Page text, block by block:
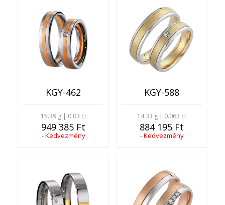
KGY-462
15.39 g | 0.03 ct
949 385 Ft
- Kedvezmény
KGY-588
14.33 g | 0.063 ct
884 195 Ft
- Kedvezmény